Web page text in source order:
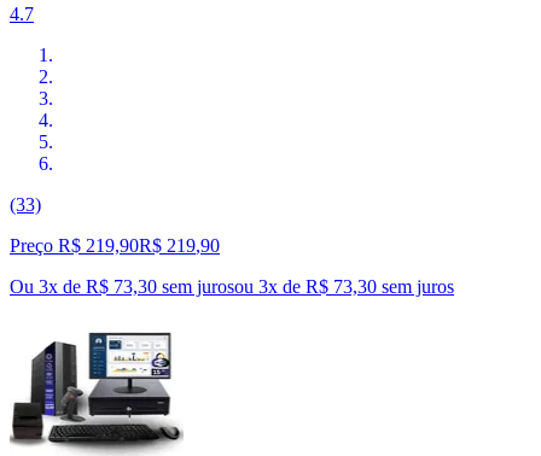
4.7
(33)
Preço R$ 219,90R$ 219,90
Ou 3x de R$ 73,30 sem jurosou 3x de R$ 73,30 sem juros